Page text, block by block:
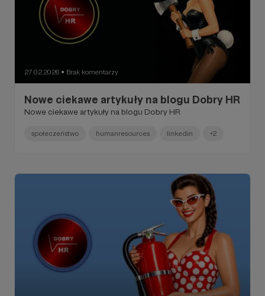
27.02.2026 ● Brak komentarzy
Nowe ciekawe artykuły na blogu Dobry HR
Nowe ciekawe artykuły na blogu Dobry HR
społeczeństwo humanresources linkedin +2